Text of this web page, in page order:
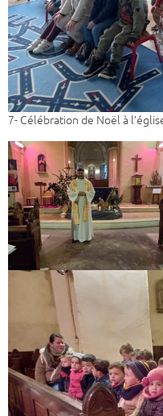
7- Célébration de Noël à